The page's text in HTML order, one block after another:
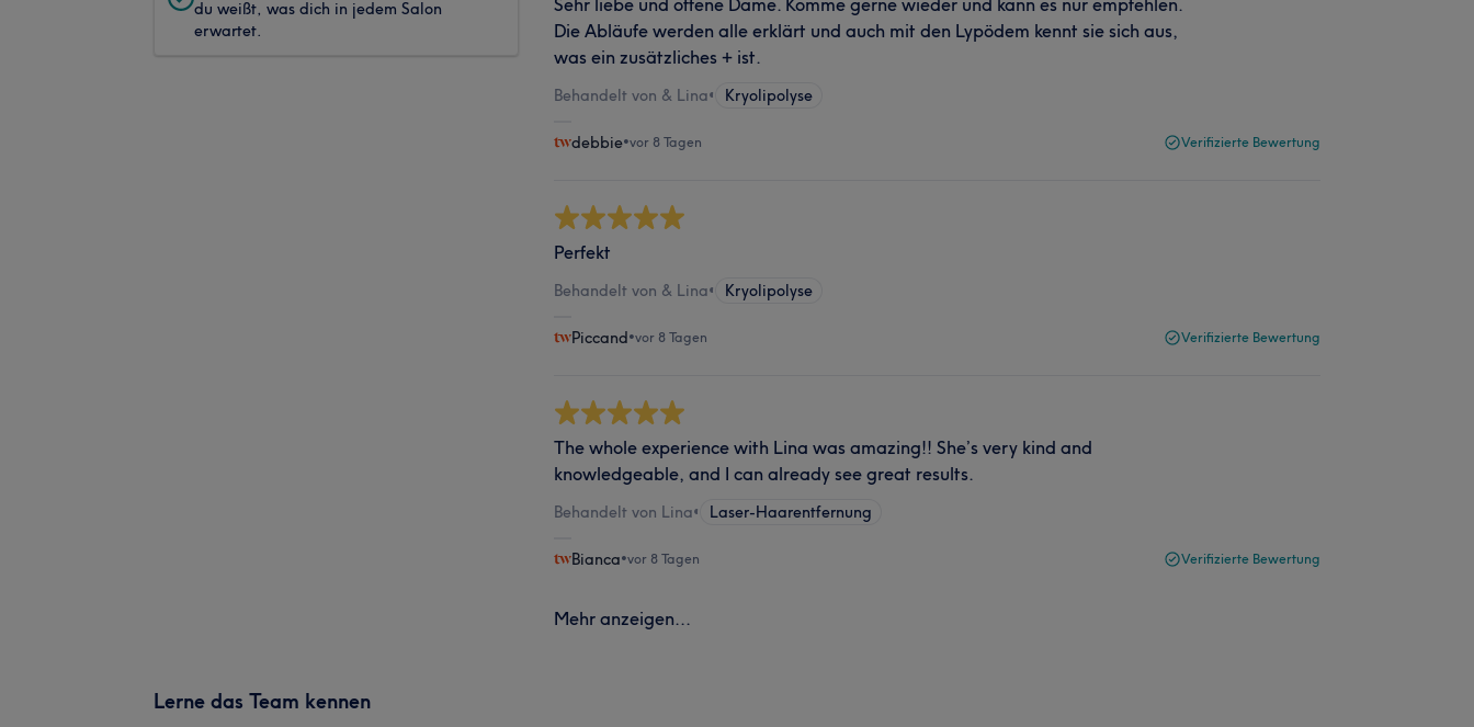
du weißt, was dich in jedem Salon
erwartet.
Die Abläufe werden alle erklärt und auch mit den Lypödem kennt sie sich aus,
was ein zusätzliches + ist.
Behandelt von & Lina• Kryolipolyse
debbie•vor 8 Tagen Verifizierte Bewertung
Perfekt
Behandelt von & Lina• Kryolipolyse
Piccand•vor 8 Tagen Verifizierte Bewertung
The whole experience with Lina was amazing!! She’s very kind and
knowledgeable, and I can already see great results.
Behandelt von Lina• Laser-Haarentfernung
Bianca•vor 8 Tagen Verifizierte Bewertung
Mehr anzeigen...
Lerne das Team kennen